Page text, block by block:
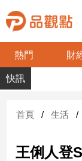
熱門 財
品
觀
財
台
首頁 生活
王俐人登